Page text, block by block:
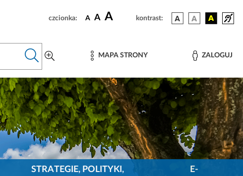
czcionka: A A A kontrast:
MAPA STRONY ZALOGUJ
STRATEGIE, POLITYKI,
E-